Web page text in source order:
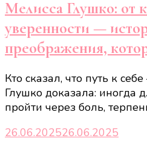
Мелисса Глушко: от
уверенности —
преображения,
Кто сказал, что путь к
Глушко доказала: иногда
пройти через боль,
26.06.202526.06.2025